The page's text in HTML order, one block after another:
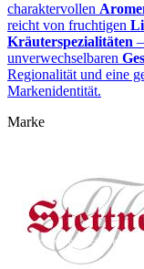
charaktervollen
reicht von fruchtigen
Kräuterspezialitäten
unverwechselbaren
Regionalität und eine
Markenidentität.
Marke